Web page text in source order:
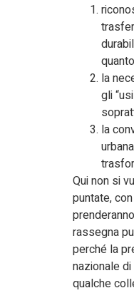
la
gli
la
Qui non si
puntate,
rassegna
perché la
nazionale
qualche